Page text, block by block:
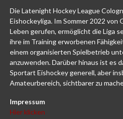
Die Latenight Hockey League
Eishockeyliga. Im Sommer 2022 von
Leben gerufen, ermöglicht die Liga
ihre im Training erworbenen
einem organisierten Spielbetrieb
anzuwenden. Darüber hinaus ist es
Sportart Eishockey generell, aber
Amateurbereich, sichtbarer zu
Impressum
Hier klicken